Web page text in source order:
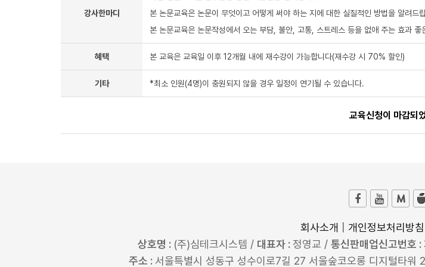
강사한마디
본 논문교육은 논문이 무엇이고 어떻게 써야 하는 지에 대한 실질적인 방법을 알려드
본 논문교육은 논문작성에서 오는 부담, 불안, 고통, 스트레스 등을 없애 주는 효과 좋
혜택 본 교육은 교육일 이후 12개월 내에 재수강이 가능합니다(재수강 시 70% 할인)
기타 *최소 인원(4명)이 충원되지 않을 경우 일정이 연기될 수 있습니다.
교육신청이 마감되
회사소개 개인정보처리방침
상호명 : (주)심테크시스템 / 대표자 :정영교 / 통신판매업신고번호 :
주소 : 서울특별시 성동구 성수이로7길 27 서울숲코오롱 디지털타워